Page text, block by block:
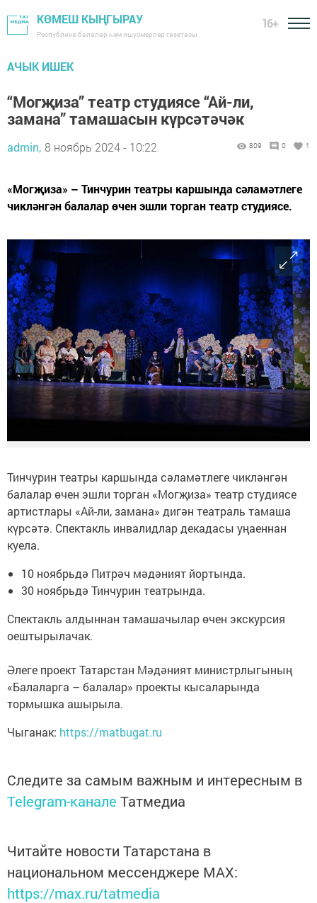
КӨМЕШ КЫҢГЫРАУ
Республика балалар һәм яшүсмерләр газетасы
16+
АЧЫК ИШЕК
“Могҗиза” театр студиясе “Ай-ли,
замана” тамашасын күрсәтәчәк
admin, 8 ноябрь 2024 - 10:22 809 0 1
«Могҗиза» – Тинчурин театры каршында сәламәтлеге
чикләнгән балалар өчен эшли торган театр студиясе.
Тинчурин театры каршында сәламәтлеге чикләнгән
балалар өчен эшли торган «Могҗиза» театр студиясе
артистлары «Ай-ли, замана» дигән театраль тамаша
күрсәтә. Спектакль инвалидлар декадасы уңаеннан
куела.
10 ноябрьдә Питрәч мәдәният йортында.
30 ноябрьдә Тинчурин театрында.
Спектакль алдыннан тамашачылар өчен экскурсия
оештырылачак.
Әлеге проект Татарстан Мәдәният министрлыгының
«Балаларга – балалар» проекты кысаларында
тормышка ашырыла.
Чыганак: https://matbugat.ru
Следите за самым важным и интересным в
Telegram-канале Татмедиа
Читайте новости Татарстана в
национальном мессенджере MАХ:
https://max.ru/tatmedia